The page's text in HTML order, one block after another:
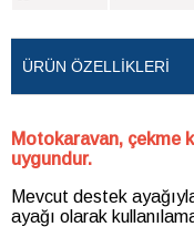
ÜRÜN ÖZELLIKLERI
Motokaravan, çekme
uygundur.
Mevcut destek
ayağı olarak